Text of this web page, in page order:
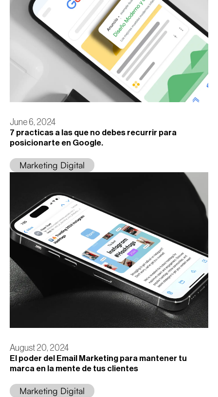
June 6, 2024
7 practicas a las que no debes recurrir para
posicionarte en Google.
Marketing Digital
August 20, 2024
El poder del Email Marketing para mantener tu
marca en la mente de tus clientes
Marketing Digital